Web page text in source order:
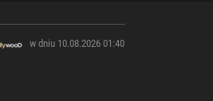
w dniu 10.08.2026 01:40